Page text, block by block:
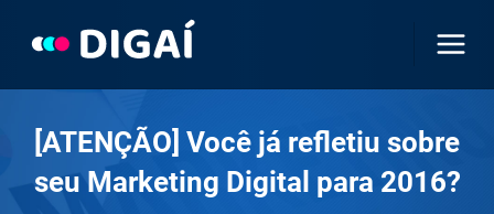
[ATENÇÃO] Você já refletiu sobre
seu Marketing Digital para 2016?